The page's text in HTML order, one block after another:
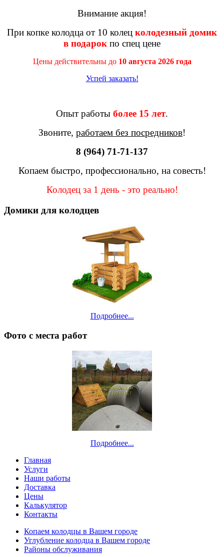
Внимание акция!
При копке колодца от 10 колец колодезный домик
в подарок по спец цене
Цены действительны до 10 августа 2026 года
Успей заказать!
Опыт работы более 15 лет.
Звоните, работаем без посредников!
8 (964) 71-71-137
Копаем быстро, профессионально, на совесть!
Колодец за 1 день - это реально!
Домики для колодцев
Подробнее...
Фото с места работ
Подробнее...
Главная
Услуги
Наши работы
Доставка
Цены
Калькулятор
Контакты
Копаем колодцы в Вашем городе
Углубление колодца в Вашем городе
Районы обслуживания